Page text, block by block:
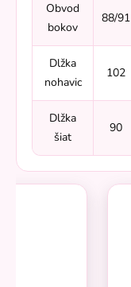
Obvod
bokov
88/91
Dlžka
nohavic
102
Dlžka
šiat
90